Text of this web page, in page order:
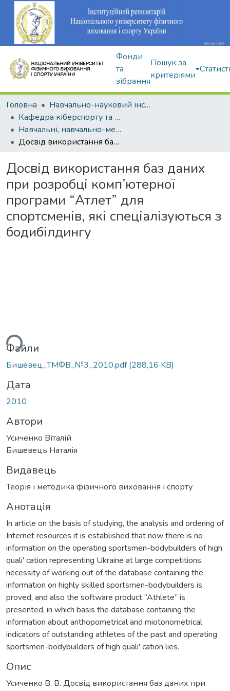
Фонди
та
зібрання
Пошук за
критеріями
Головна
Навчально-науковий інститут здоров'я, реабілітації та фізичного виховання
Кафедра кіберспорту та інформаційних технологій
Навчальні, навчально-методичні видання
Досвід використання баз даних при розробці комп’ютерної програми “Атлет” для спортсменів, які спеціалізуються з бодибілдингу
Досвід використання баз даних
при розробці комп’ютерної
програми “Атлет” для
спортсменів, які спеціалізуються з
бодибілдингу
Файли
Бишевец_ТМФВ_№3_2010.pdf(288,16 KB)
Дата
2010
Автори
Усиченко Віталій
Бишевець Наталія
Видавець
Теорія і методика фізичного виховання і спорту
Анотація
In article on the basis of studying, the analysis and ordering of
Internet resources it is established that now there is no
information on the operating sportsmen-bodybuilders of high
quali' cation representing Ukraine at large competitions,
necessity of working out of the database containing the
information on highly skilled sportsmen-bodybuilders is
proved, and also the software product “Athlete” is
presented, in which basis the database containing the
information about anthopometrical and miotonometrical
indicators of outstanding athletes of the past and operating
sportsmen-bodybuilders of high quali' cation lies.
Опис
Усиченко В. В. Досвід використання баз даних при